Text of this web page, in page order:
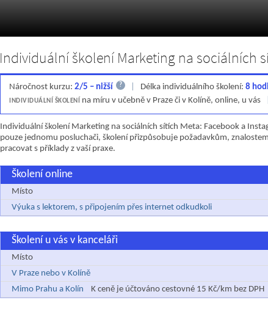
Individuální školení Marketing na sociálních
Náročnost kurzu: 2/5 – nižší ? Délka individuálního školení: 8
INDIVIDUÁLNÍ ŠKOLENÍ na míru v učebně v Praze či v Kolíně, online, u vás
Individuální školení Marketing na sociálních sítích Meta: Facebook a
pouze jednomu posluchači, školení přizpůsobuje požadavkům,
pracovat s příklady z vaší praxe.
Školení online
Místo
Výuka s lektorem, s připojením přes internet odkudkoli
Školení u vás v kanceláři
Místo
V Praze nebo v Kolíně
Mimo Prahu a Kolín
K ceně je účtováno cestovné 15 Kč/km bez DPH